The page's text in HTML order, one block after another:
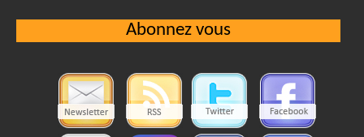
Abonnez vous